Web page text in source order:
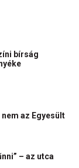
bírság
az Egyesült
– az utca